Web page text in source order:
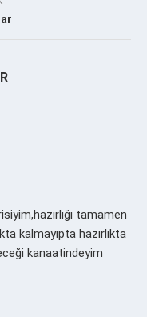
tamamen
kalmayıpta hazırlıkta
kanaatindeyim